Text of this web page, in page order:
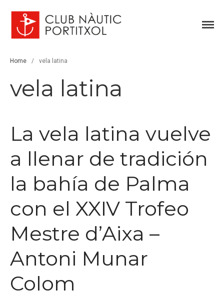
Inicio
Regatas
Escuela de Vela
Pesca
Actividades sociales
Meteo
Noticias
Calidad
Home / vela latina
vela latina
La vela latina vuelve
a llenar de tradición
la bahía de Palma
con el XXIV Trofeo
Mestre d’Aixa –
Antoni Munar
Colom